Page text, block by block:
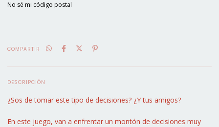
No sé mi código postal
COMPARTIR
DESCRIPCIÓN
¿Sos de tomar este tipo de decisiones? ¿Y tus amigos?
En este juego, van a enfrentar un montón de decisiones muy